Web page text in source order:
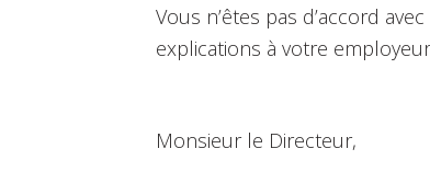
Vous n’êtes pas d’accord
explications à votre employeur
Monsieur le Directeur,